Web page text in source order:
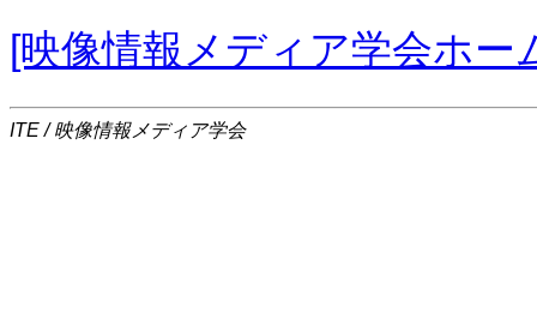
[映像情報メディア学会ホー
ITE / 映像情報メディア学会